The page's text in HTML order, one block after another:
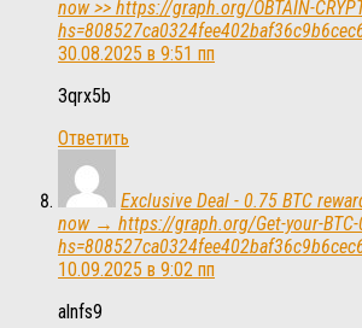
now >> https://graph.org/OBTAIN-
30.08.2025 в 9:51 пп
3qrx5b
Ответить
Exclusive Deal - 0.75 BTC
now → https://graph.org/Get-your-BTC-
10.09.2025 в 9:02 пп
alnfs9